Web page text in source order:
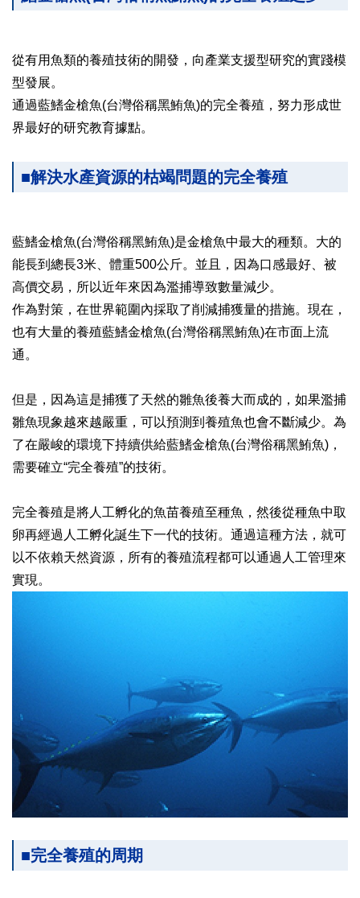
從有用魚類的養殖技術的開發，向產業支援型研究的實踐模
型發展。
通過藍鰭金槍魚(台灣俗稱黑鮪魚)的完全養殖，努力形成世
界最好的研究教育據點。
■解決水產資源的枯竭問題的完全養殖
藍鰭金槍魚(台灣俗稱黑鮪魚)是金槍魚中最大的種類。大的
能長到總長3米、體重500公斤。並且，因為口感最好、被
高價交易，所以近年來因為濫捕導致數量減少。
作為對策，在世界範圍內採取了削減捕獲量的措施。現在，
也有大量的養殖藍鰭金槍魚(台灣俗稱黑鮪魚)在市面上流
通。
但是，因為這是捕獲了天然的雛魚後養大而成的，如果濫捕
雛魚現象越來越嚴重，可以預測到養殖魚也會不斷減少。為
了在嚴峻的環境下持續供給藍鰭金槍魚(台灣俗稱黑鮪魚)，
需要確立“完全養殖”的技術。
完全養殖是將人工孵化的魚苗養殖至種魚，然後從種魚中取
卵再經過人工孵化誕生下一代的技術。通過這種方法，就可
以不依賴天然資源，所有的養殖流程都可以通過人工管理來
實現。
■完全養殖的周期